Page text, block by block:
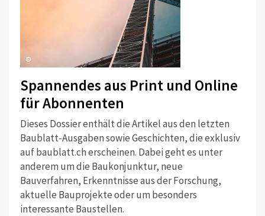
©
Spannendes aus Print und Online
für Abonnenten
Dieses Dossier enthält die Artikel aus den letzten
Baublatt-Ausgaben sowie Geschichten, die exklusiv
auf baublatt.ch erscheinen. Dabei geht es unter
anderem um die Baukonjunktur, neue
Bauverfahren, Erkenntnisse aus der Forschung,
aktuelle Bauprojekte oder um besonders
interessante Baustellen.